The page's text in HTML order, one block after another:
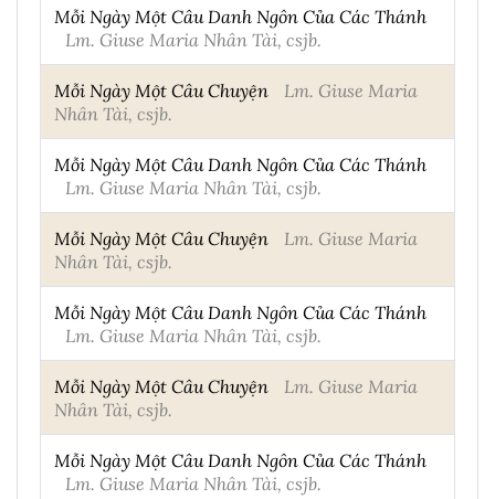
Mỗi Ngày Một Câu Danh Ngôn Của Các Thánh
Lm. Giuse Maria Nhân Tài, csjb.
Mỗi Ngày Một Câu Chuyện
Lm. Giuse Maria
Nhân Tài, csjb.
Mỗi Ngày Một Câu Danh Ngôn Của Các Thánh
Lm. Giuse Maria Nhân Tài, csjb.
Mỗi Ngày Một Câu Chuyện
Lm. Giuse Maria
Nhân Tài, csjb.
Mỗi Ngày Một Câu Danh Ngôn Của Các Thánh
Lm. Giuse Maria Nhân Tài, csjb.
Mỗi Ngày Một Câu Chuyện
Lm. Giuse Maria
Nhân Tài, csjb.
Mỗi Ngày Một Câu Danh Ngôn Của Các Thánh
Lm. Giuse Maria Nhân Tài, csjb.